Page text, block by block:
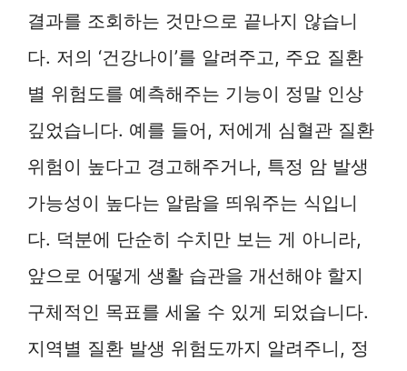
결과를 조회하는 것만으로 끝나지 않습니
다. 저의 ‘건강나이’를 알려주고, 주요 질환
별 위험도를 예측해주는 기능이 정말 인상
깊었습니다. 예를 들어, 저에게 심혈관 질환
위험이 높다고 경고해주거나, 특정 암 발생
가능성이 높다는 알람을 띄워주는 식입니
다. 덕분에 단순히 수치만 보는 게 아니라,
앞으로 어떻게 생활 습관을 개선해야 할지
구체적인 목표를 세울 수 있게 되었습니다.
지역별 질환 발생 위험도까지 알려주니, 정